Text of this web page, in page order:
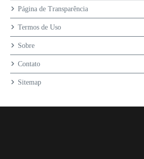
Página de Transparência
Termos de Uso
Sobre
Contato
Sitemap